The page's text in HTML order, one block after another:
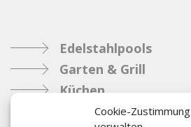
Cookie-Zustimmung
Edelstahlpools
Garten & Grill
Küchen
Metallbau